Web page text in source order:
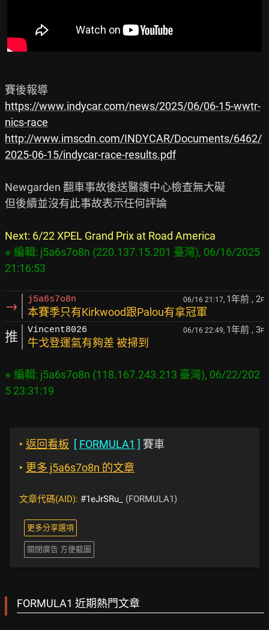
https://www.indycar.com/news/2025/06/06-15-wwtr-
nics-race
http://www.imscdn.com/INDYCAR/Documents/6462/
2025-06-15/indycar-race-results.pdf
Newgarden 翻車事故後送醫護中心檢查無大礙
但後續並沒有此事故表示任何評論
Next: 6/22 XPEL Grand Prix at Road America
※ 編輯: j5a6s7o8n (220.137.15.201 臺灣), 06/16/2025
→ j5a6s7o8n 06/16 21:17, 1年前 , 2F
本賽季只有Kirkwood跟Palou有拿冠軍
推 Vincent8026 06/16 22:49, 1年前 , 3F
牛戈登運氣有夠差 被掃到
※ 編輯: j5a6s7o8n (118.167.243.213 臺灣), 06/22/202
‣ 返回看板 [ FORMULA1 ] 賽車
‣ 更多 j5a6s7o8n 的文章
文章代碼(AID): #1eJrSRu_ (FORMULA1)
更多分享選項
關閉廣告 方便截圖
FORMULA1 近期熱門文章